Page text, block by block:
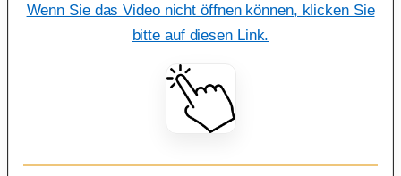
Wenn Sie das Video nicht öffnen können, klicken Sie
bitte auf diesen Link.